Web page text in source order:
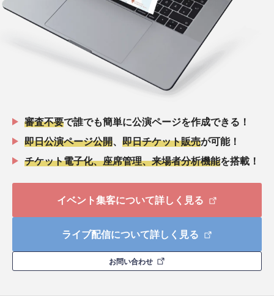
審査不要で誰でも簡単に公演ページを作成できる！
即日公演ページ公開
即日チケット販売が可能！
チケット電子化、座席管理、来場者分析機能を搭載！
イベント集客について詳しく見る
ライブ配信について詳しく見る
お問い合わせ